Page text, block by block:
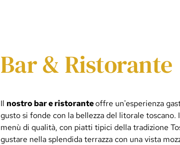
Bar & Ristorante
Il nostro bar e ristoranteoffre un'esperienza
gusto si fonde con la bellezza del litorale
menù di qualità, con piatti tipici della tradizione
gustare nella splendida terrazza con una vista